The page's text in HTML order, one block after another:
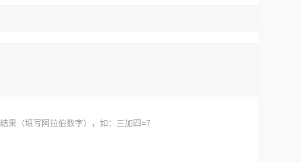
果（填写阿拉伯数字），如：三加四=7